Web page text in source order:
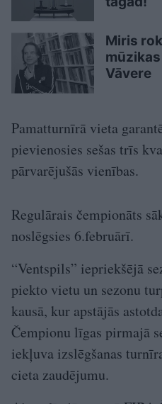
Miris
Vāvere
Pamatturnīrā vieta
pievienosies sešas trīs
pārvarējušās vienības.
Regulārais čempionāts
noslēgsies 6.februārī.
“Ventspils” iepriekšējā
piekto vietu un sezonu
kausā, kur apstājās
Čempionu līgas pirmajā
iekļuva izslēgšanas
cieta zaudējumu.